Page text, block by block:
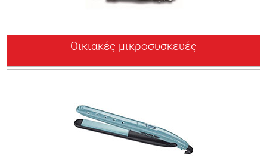
Οικιακές μικροσυσκευές